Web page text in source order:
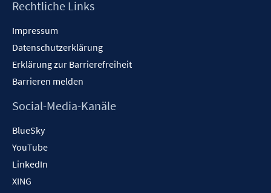
Rechtliche Links
Impressum
Datenschutzerklärung
Erklärung zur Barrierefreiheit
Barrieren melden
Social-Media-Kanäle
BlueSky
YouTube
LinkedIn
XING